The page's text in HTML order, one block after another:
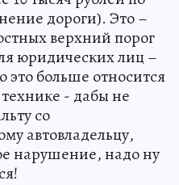
дороги). Это –
верхний порог
юридических лиц –
это больше относится
- дабы не
со
автовладельцу,
нарушение, надо ну